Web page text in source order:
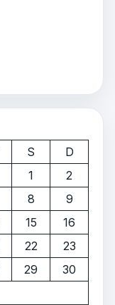
S
D
1
2
8
9
15
16
22
23
29
30